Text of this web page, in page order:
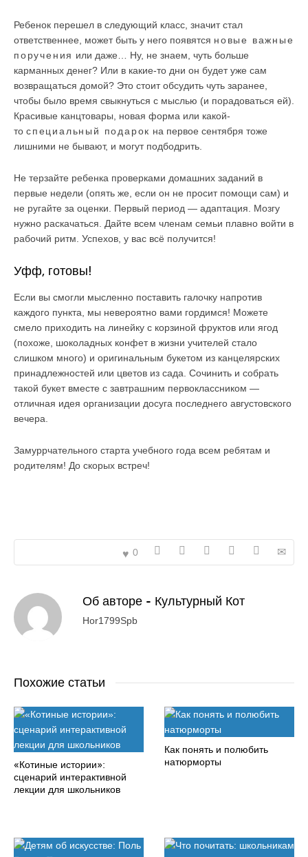
Ребенок перешел в следующий класс, значит стал
ответственнее, может быть у него появятся новые важные
поручения или даже… Ну, не знаем, чуть больше
карманных денег? Или в какие-то дни он будет уже сам
возвращаться домой? Это стоит обсудить чуть заранее,
чтобы было время свыкнуться с мыслью (и порадоваться ей).
Красивые канцтовары, новая форма или какой-
то специальный подарок на первое сентября тоже
лишними не бывают, и могут подбодрить.
Не терзайте ребенка проверками домашних заданий в
первые недели (опять же, если он не просит помощи сам) и
не ругайте за оценки. Первый период — адаптация. Мозгу
нужно раскачаться. Дайте всем членам семьи плавно войти в
рабочий ритм. Успехов, у вас всё получится!
Уфф, готовы!
Если вы смогли мысленно поставить галочку напротив
каждого пункта, мы невероятно вами гордимся! Можете
смело приходить на линейку с корзиной фруктов или ягод
(похоже, шоколадных конфет в жизни учителей стало
слишком много) и оригинальным букетом из канцелярских
принадлежностей или цветов из сада. Сочинить и собрать
такой букет вместе с завтрашним первоклассником —
отличная идея организации досуга последнего августовского
вечера.
Замуррчательного старта учебного года всем ребятам и
родителям! До скорых встреч!
0
Об авторе - Культурный Кот
Hor1799Spb
Похожие статьи
«Котиные истории»:
сценарий интерактивной
лекции для школьников
Как понять и полюбить
натюрморты